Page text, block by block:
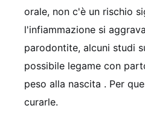
orale, non c'è un rischio
l'infiammazione si
parodontite, alcuni studi
possibile legame con
peso alla nascita . Per
curarle.